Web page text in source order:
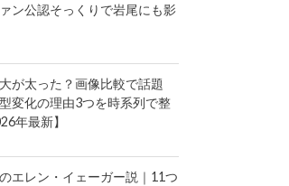
ン公認そっくりで岩尾にも影
が太った？画像比較で話題
変化の理由3つを時系列で整
年最新】
エレン・イェーガー説｜11つ